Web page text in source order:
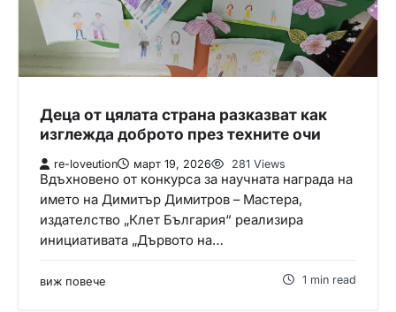
Деца от цялата страна разказват как
изглежда доброто през техните очи
re-loveution март 19, 2026 281 Views
Вдъхновено от конкурса за научната награда на
името на Димитър Димитров – Мастера,
издателство „Клет България“ реализира
инициативата „Дървото на…
виж повече 1 min read